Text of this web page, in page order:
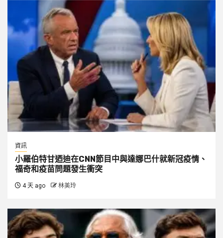
資訊
小羅伯特甘迺迪在CNN節目中與達娜巴什就新冠疫情、
福奇和疫苗問題發生衝突
4 天 ago 林美玲